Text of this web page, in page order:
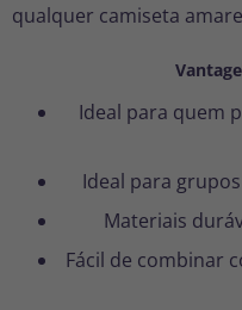
qualquer camiseta
Ideal para quem
Ideal para
Materiais
Fácil de combinar